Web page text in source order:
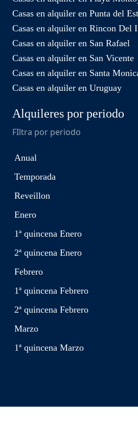
Casas en alquiler en Punta del
Casas en alquiler en Rincon Del
Casas en alquiler en San Rafael
Casas en alquiler en San Vicente
Casas en alquiler en Santa
Casas en alquiler en Uruguay
Alquileres por periodo
FIltra por periodo
Anual
Temporada
Reveillon
Enero
1ª quincena Enero
2ª quincena Enero
Febrero
1ª quincena Febrero
2ª quincena Febrero
Marzo
1ª quincena Marzo